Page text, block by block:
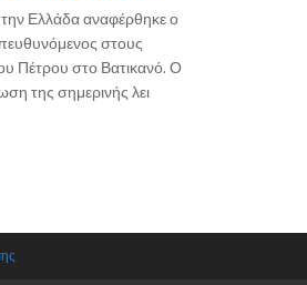
Ελλάδα αναφέρθηκε ο
στους
Πέτρου στο Βατικανό. Ο
της σημερινής λει